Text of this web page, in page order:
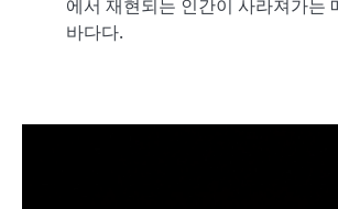
에서 재현되는 인간이 사라져가는
바다다.